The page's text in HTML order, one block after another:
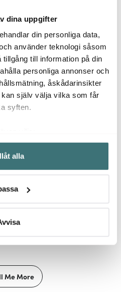
dina uppgifter
din personliga data,
använder teknologi såsom
till information på din
personliga annonser och
åskådarinsikter
själv välja vilka som får
syften.
din geografiska plats som
på upp till flera meter
att aktivt skanna den för
personliga uppgifter
ditt samtycke när som
och annonserna
vi tror att du tycker om. Det
vår trafik och göra
alla
Tell Me More
Lyric Ljuslykta Glas
15x18 cm Varm Grå
227 kr
Tell
av våra kunder
Me More